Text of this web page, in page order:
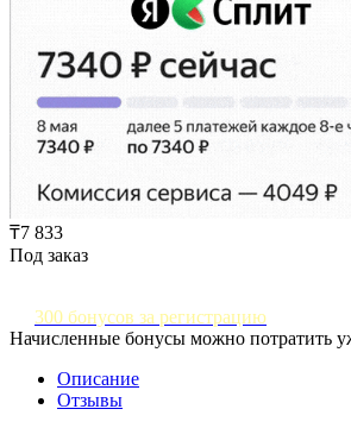
₸7 833
Под заказ
300 бонусов за регистрацию
Начисленные бонусы можно потратить
Описание
Отзывы